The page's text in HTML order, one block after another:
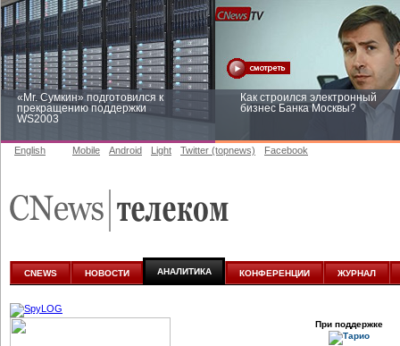
«Mr. Сумкин» подготовился к
прекращению поддержки
WS2003
Как строился электронный
бизнес Банка Москвы?
аналитике
English Mobile Android Light Twitter (topnews) Facebook
CNEWS НОВОСТИ АНАЛИТИКА КОНФЕРЕНЦИИ ЖУРНАЛ
При поддержке